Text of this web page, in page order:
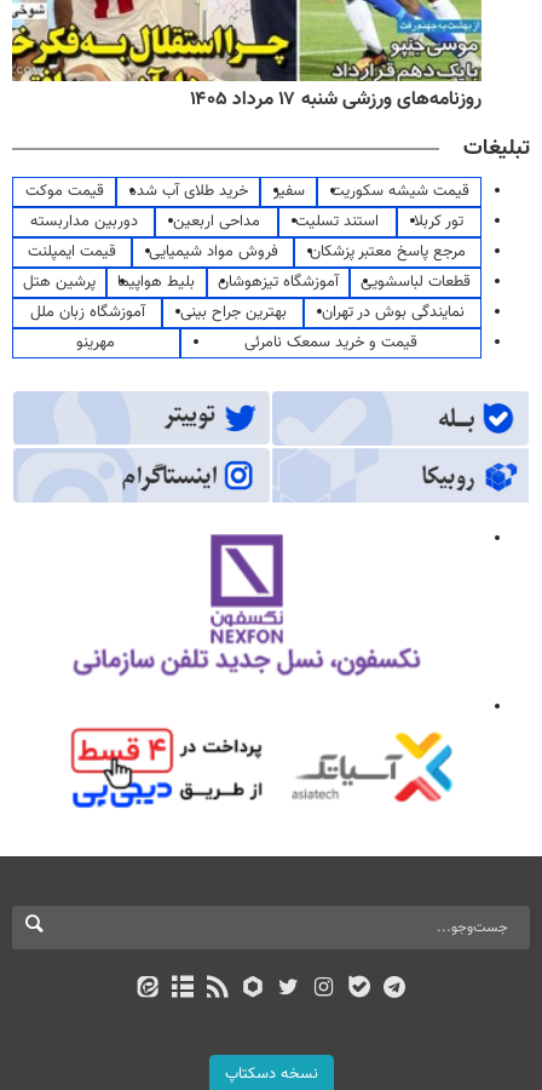
روزنامه‌های ورزشی شنبه ۱۷ مرداد ۱۴۰۵
تبلیغات
قیمت شیشه سکوریت سفیر خرید طلای آب شده
قیمت موکت
تور کربلا
استند تسلیت مداحی اربعین
دوربین مداربسته
مرجع پاسخ معتبر پزشکان
فروش مواد شیمیایی
قیمت ایمپلنت
قطعات لباسشویی
آموزشگاه تیزهوشان بلیط هواپیما
پرشین هتل
نمایندگی بوش در تهران
بهترین جراح بینی
آموزشگاه زبان ملل
قیمت و خرید سمعک نامرئی
مهرینو
نسخه دسکتاپ